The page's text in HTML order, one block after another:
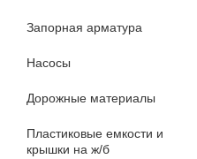
Запорная арматура
Насосы
Дорожные материалы
Пластиковые емкости и
крышки на ж/б